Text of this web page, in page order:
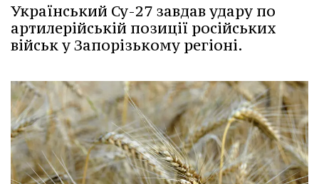
Український Су-27 завдав удару по
артилерійській позиції російських
військ у Запорізькому регіоні.